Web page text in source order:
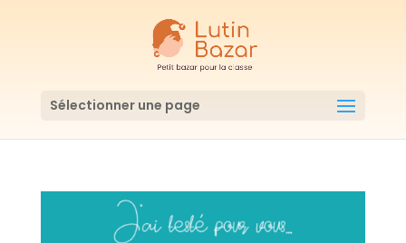
Sélectionner une page